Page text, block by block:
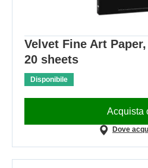
Velvet Fine Art Paper,
20 sheets
Disponibile
Acquista
Dove